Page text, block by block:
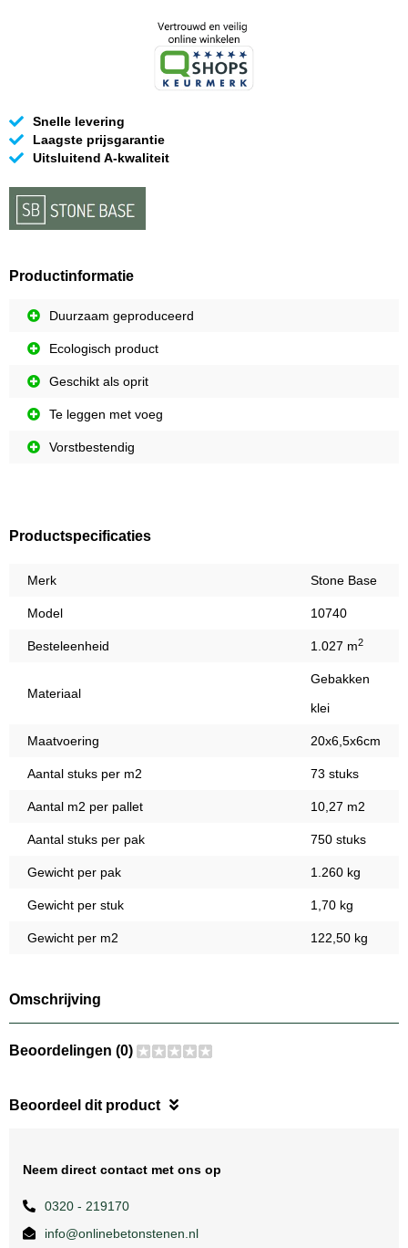
Snelle levering
Laagste prijsgarantie
Uitsluitend A-kwaliteit
Productinformatie
Duurzaam geproduceerd
Ecologisch product
Geschikt als oprit
Te leggen met voeg
Vorstbestendig
Productspecificaties
Merk Stone Base
Model 10740
Besteleenheid 1.027 m2
Materiaal
Gebakken
klei
Maatvoering 20x6,5x6cm
Aantal stuks per m2 73 stuks
Aantal m2 per pallet 10,27 m2
Aantal stuks per pak 750 stuks
Gewicht per pak 1.260 kg
Gewicht per stuk 1,70 kg
Gewicht per m2 122,50 kg
Omschrijving
Beoordelingen (0)
Beoordeel dit product
Neem direct contact met ons op
0320 - 219170
info@onlinebetonstenen.nl